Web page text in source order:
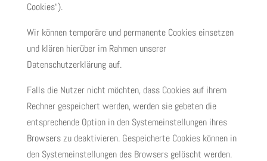
Cookies“).
Wir können temporäre und permanente Cookies einsetzen
und klären hierüber im Rahmen unserer
Datenschutzerklärung auf.
Falls die Nutzer nicht möchten, dass Cookies auf ihrem
Rechner gespeichert werden, werden sie gebeten die
entsprechende Option in den Systemeinstellungen ihres
Browsers zu deaktivieren. Gespeicherte Cookies können in
den Systemeinstellungen des Browsers gelöscht werden.